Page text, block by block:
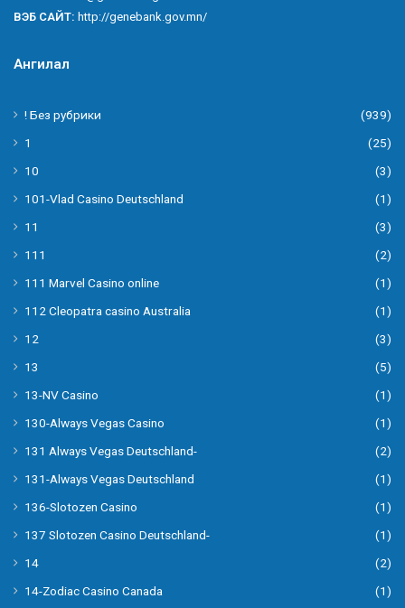
ВЭБ САЙТ: http://genebank.gov.mn/
Ангилал
! Без рубрики
(939)
1
(25)
10
(3)
101-Vlad Casino Deutschland
(1)
11
(3)
111
(2)
111 Marvel Casino online
(1)
112 Cleopatra casino Australia
(1)
12
(3)
13
(5)
13-NV Casino
(1)
130-Always Vegas Casino
(1)
131 Always Vegas Deutschland-
(2)
131-Always Vegas Deutschland
(1)
136-Slotozen Casino
(1)
137 Slotozen Casino Deutschland-
(1)
14
(2)
14-Zodiac Casino Canada
(1)